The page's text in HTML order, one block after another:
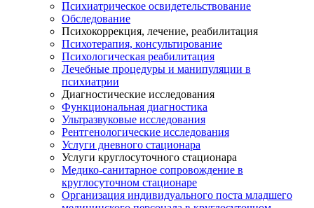
Психиатрическое освидетельствование
Обследование
Психокоррекция, лечение, реабилитация
Психотерапия, консультирование
Психологическая реабилитация
Лечебные процедуры и манипуляции в
психиатрии
Диагностические исследования
Функциональная диагностика
Ультразвуковые исследования
Рентгенологические исследования
Услуги дневного стационара
Услуги круглосуточного стационара
Медико-санитарное сопровождение в
круглосуточном стационаре
Организация индивидуального поста младшего